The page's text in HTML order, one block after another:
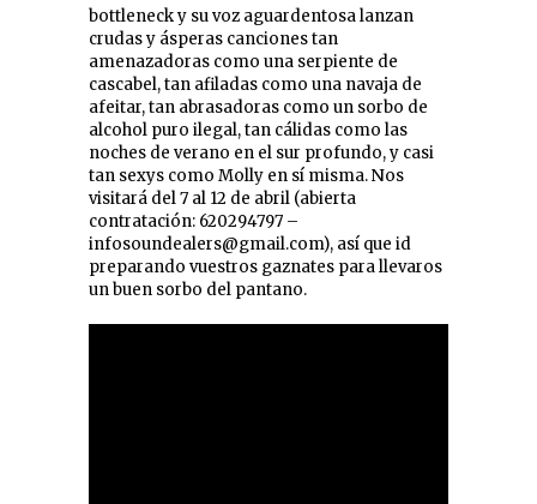
bottleneck y su voz aguardentosa lanzan
crudas y ásperas canciones tan
amenazadoras como una serpiente de
cascabel, tan afiladas como una navaja de
afeitar, tan abrasadoras como un sorbo de
alcohol puro ilegal, tan cálidas como las
noches de verano en el sur profundo, y casi
tan sexys como Molly en sí misma. Nos
visitará del 7 al 12 de abril (abierta
contratación: 620294797 –
infosoundealers@gmail.com), así que id
preparando vuestros gaznates para llevaros
un buen sorbo del pantano.